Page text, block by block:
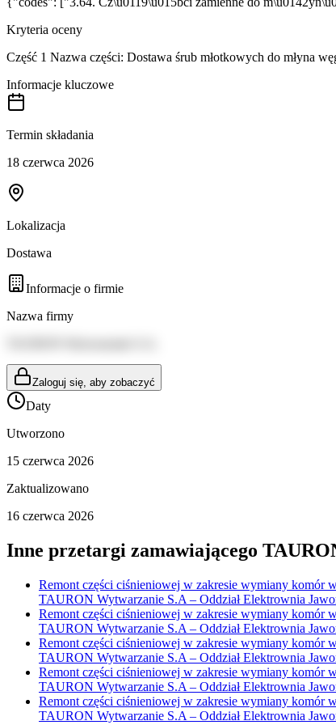
Kryteria oceny
Część 1 Nazwa części: Dostawa śrub młotkowych do młyna
Informacje kluczowe
Termin składania
18 czerwca 2026
Lokalizacja
Dostawa
Informacje o firmie
Nazwa firmy
Zaloguj się, aby zobaczyć
Daty
Utworzono
15 czerwca 2026
Zaktualizowano
16 czerwca 2026
Inne przetargi zamawiającego
Remont części ciśnieniowej w zakresie wymiany
TAURON Wytwarzanie S.A – Oddział Elektrownia
Remont części ciśnieniowej w zakresie wymiany
TAURON Wytwarzanie S.A – Oddział Elektrownia
Remont części ciśnieniowej w zakresie wymiany
TAURON Wytwarzanie S.A – Oddział Elektrownia
Remont części ciśnieniowej w zakresie wymiany
TAURON Wytwarzanie S.A – Oddział Elektrownia
Remont części ciśnieniowej w zakresie wymiany
TAURON Wytwarzanie S.A – Oddział Elektrownia